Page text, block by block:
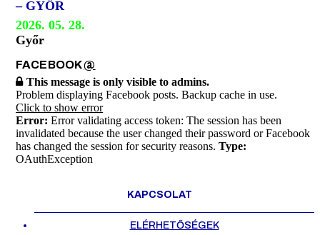
– GYŐR
2026. 05. 28.
Győr
FACEBOOK@
This message is only visible to admins.
Problem displaying Facebook posts. Backup cache in use.
Click to show error
Error: Error validating access token: The session has been
invalidated because the user changed their password or Facebook
has changed the session for security reasons. Type:
OAuthException
KAPCSOLAT
ELÉRHETŐSÉGEK